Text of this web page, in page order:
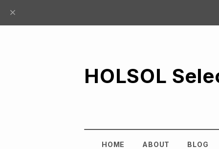
HOLSOL
HOME ABOUT BLOG